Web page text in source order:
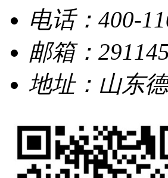
电话：400-
邮箱：
地址：山东